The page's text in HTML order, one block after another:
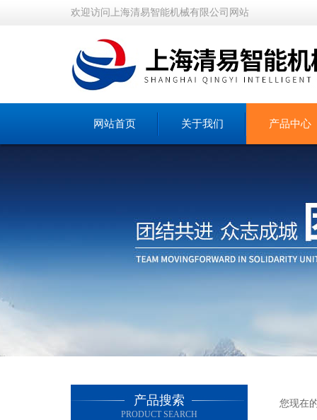
欢迎访问上海清易智能机械有限公司网站
网站首页 关于我们 产品中心
产品搜索
PRODUCT SEARCH
您现在